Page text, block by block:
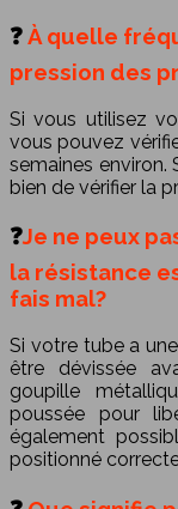
❓À quelle
pression des
Si vous utilisez
vous pouvez
semaines environ.
bien de vérifier la
❓Je ne peux
la résistance
fais mal?
Si votre tube a
être dévissée
goupille
poussée pour
également
positionné